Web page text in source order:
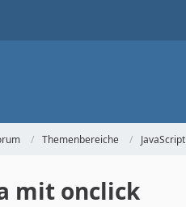
Themenbereiche JavaScript
mit onclick